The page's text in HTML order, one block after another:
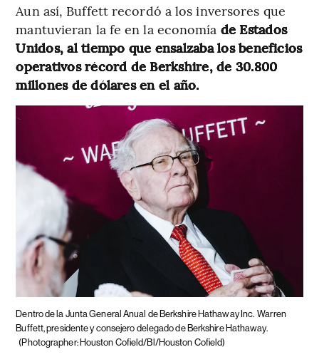
Aun así, Buffett recordó a los inversores que
mantuvieran la fe en la economía de Estados
Unidos, al tiempo que ensalzaba los beneficios
operativos récord de Berkshire, de 30.800
millones de dólares en el año.
Dentro de la Junta General Anual de Berkshire Hathaway Inc. Warren
Buffett, presidente y consejero delegado de Berkshire Hathaway.
(Photographer: Houston Cofield/Bl/Houston Cofield)